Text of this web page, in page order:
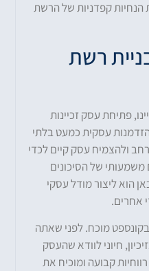
קפדניות של הרשת
רשת
פתיחת עסק זכיינות
עסקית כמעט בלתי
ולהצמיח עסק קיים לכדי
של הסיכונים
הוא ליצור מודל עסקי
מוכח. לפני שאתה
חיוני לוודא שהעסק
קבועה ומוכיח את